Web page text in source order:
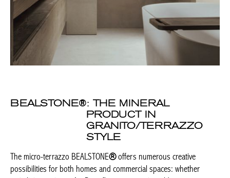
BEALSTONE®: THE MINERAL
PRODUCT IN
GRANITO/TERRAZZO
STYLE
The micro-terrazzo BEALSTONE®offers numerous creative
possibilities for both homes and commercial spaces: whether